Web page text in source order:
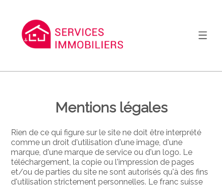
Mentions légales
Rien de ce qui figure sur le site ne doit être interprété
comme un droit d'utilisation d'une image, d'une
marque, d'une marque de service ou d'un logo. Le
téléchargement, la copie ou l'impression de pages
et/ou de parties du site ne sont autorisés qu'à des fins
d'utilisation strictement personnelles. Le franc suisse